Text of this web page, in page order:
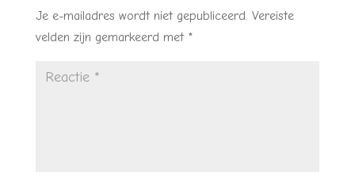
Je e-mailadres wordt niet gepubliceerd. Vereiste
velden zijn gemarkeerd met *